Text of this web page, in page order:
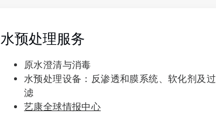
水预处理服务
原水澄清与消毒
水预处理设备：反渗透和膜系统、软化剂及过
滤
艺康全球情报中心